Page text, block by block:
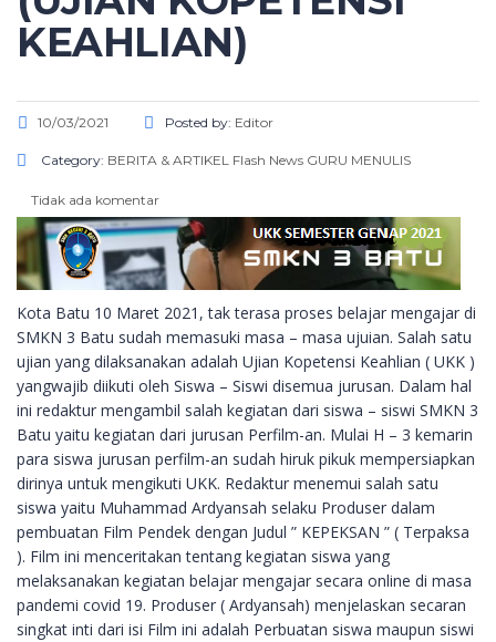
KEAHLIAN)
10/03/2021 Posted by: Editor
Category: BERITA & ARTIKEL Flash News GURU MENULIS
Tidak ada komentar
Kota Batu 10 Maret 2021, tak terasa proses belajar mengajar di
SMKN 3 Batu sudah memasuki masa – masa ujuian. Salah satu
ujian yang dilaksanakan adalah Ujian Kopetensi Keahlian ( UKK )
yangwajib diikuti oleh Siswa – Siswi disemua jurusan. Dalam hal
ini redaktur mengambil salah kegiatan dari siswa – siswi SMKN 3
Batu yaitu kegiatan dari jurusan Perfilm-an. Mulai H – 3 kemarin
para siswa jurusan perfilm-an sudah hiruk pikuk mempersiapkan
dirinya untuk mengikuti UKK. Redaktur menemui salah satu
siswa yaitu Muhammad Ardyansah selaku Produser dalam
pembuatan Film Pendek dengan Judul ” KEPEKSAN ” ( Terpaksa
). Film ini menceritakan tentang kegiatan siswa yang
melaksanakan kegiatan belajar mengajar secara online di masa
pandemi covid 19. Produser ( Ardyansah) menjelaskan secaran
singkat inti dari isi Film ini adalah Perbuatan siswa maupun siswi